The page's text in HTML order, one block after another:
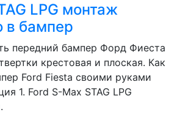
LPG монтаж
в бампер
передний бампер Форд Фиеста
крестовая и плоская. Как
Ford Fiesta своими руками
1. Ford S-Max STAG LPG